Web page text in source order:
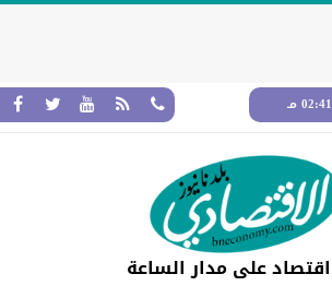
02:41 مـ
اقتصاد على مدار الساعة